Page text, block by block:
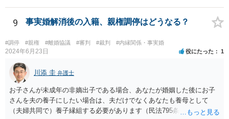
ないと目くじらを立てる依頼者もいそうなので、やはり難点がありま
たり、長期化した場合は追加着手金を請求できるようにしたりして最
悪排除額ベースの成功報酬はもらえなくても気にしないというのが良
いように思っています。 いずれにせよ、どういう形をとるにせよ、支
払う報酬額はあまり変わらないと思いますので、そのとおりに支払っ
ても損にはならないはずです。 基本的に弁護士に1時間動いてもらう
場合の相場は税抜2万円くらいですので、あなたの事件に50時間以上費
やしているのであれば排除額ベースの成功報酬が支払われないと弁護
士にとっては割りの悪い事件ということになるかと存じます。
9 事実婚解消後の入籍、親権調停はどうなる？
#調停 #親権 #離婚協議 #審判 #裁判 #内縁関係・事実婚
2024年6月23日 役にたった 1
川添 圭 弁護士
お子さんが未成年の非嫡出子である場合、あなたが婚姻した後にお子
さんを夫の養子にしたい場合は、夫だけでなくあなたも養母として
（夫婦共同で）養子縁組する必要があります（民法795条本文）。これ